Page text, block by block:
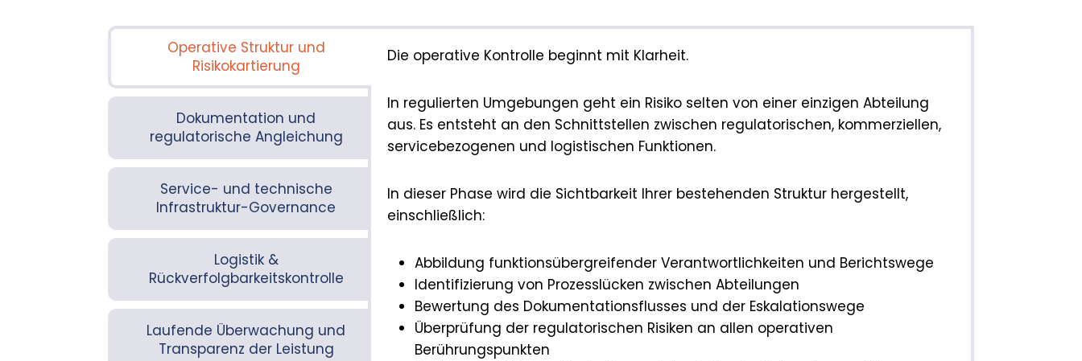
Operative Struktur und
Risikokartierung
Dokumentation und
regulatorische Angleichung
Service- und technische
Infrastruktur-Governance
Logistik &
Rückverfolgbarkeitskontrolle
Laufende Überwachung und
Transparenz der Leistung
Die operative Kontrolle beginnt mit Klarheit.
In regulierten Umgebungen geht ein Risiko selten von einer einzigen Abteilung
aus. Es entsteht an den Schnittstellen zwischen regulatorischen, kommerziellen,
servicebezogenen und logistischen Funktionen.
In dieser Phase wird die Sichtbarkeit Ihrer bestehenden Struktur hergestellt,
einschließlich:
Abbildung funktionsübergreifender Verantwortlichkeiten und Berichtswege
Identifizierung von Prozesslücken zwischen Abteilungen
Bewertung des Dokumentationsflusses und der Eskalationswege
Überprüfung der regulatorischen Risiken an allen operativen
Berührungspunkten